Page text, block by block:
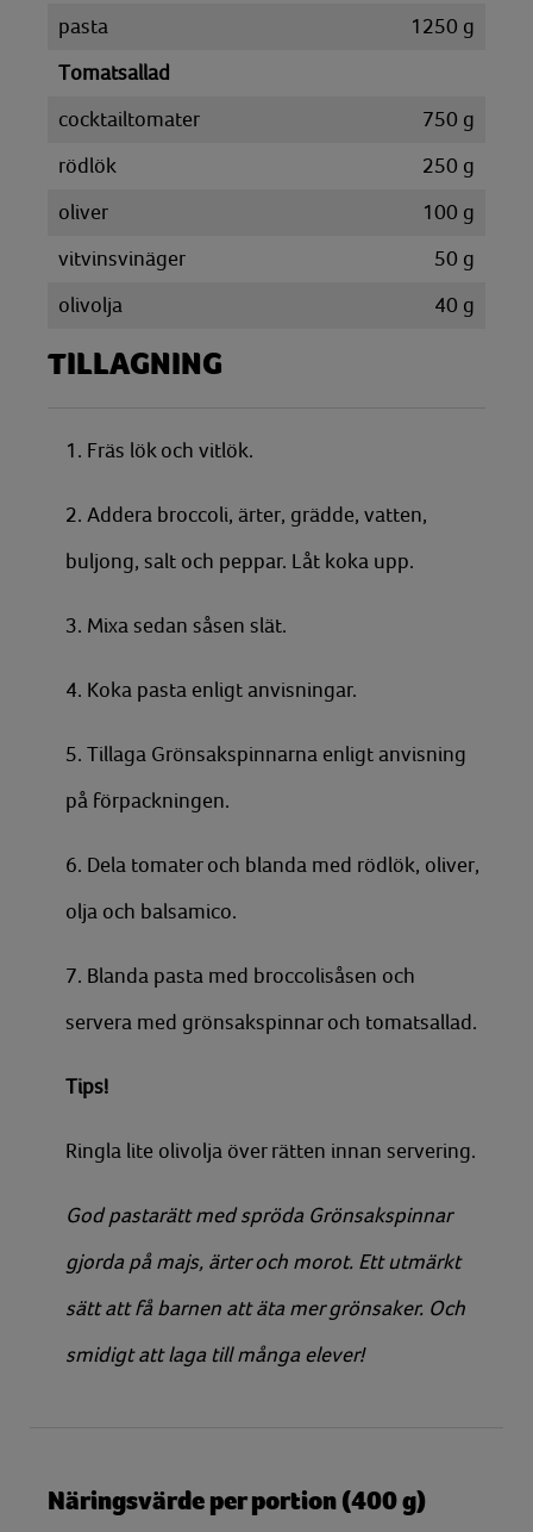
pasta
1250 g
Tomatsallad
cocktailtomater
750 g
rödlök
250 g
oliver
100 g
vitvinsvinäger
50 g
olivolja
40 g
TILLAGNING
1. Fräs lök och vitlök.
2. Addera broccoli, ärter, grädde, vatten,
buljong, salt och peppar. Låt koka upp.
3. Mixa sedan såsen slät.
4. Koka pasta enligt anvisningar.
5. Tillaga Grönsakspinnarna enligt anvisning
på förpackningen.
6. Dela tomater och blanda med rödlök, oliver,
olja och balsamico.
7. Blanda pasta med broccolisåsen och
servera med grönsakspinnar och tomatsallad.
Tips!
Ringla lite olivolja över rätten innan servering.
God pastarätt med spröda Grönsakspinnar
gjorda på majs, ärter och morot. Ett utmärkt
sätt att få barnen att äta mer grönsaker. Och
smidigt att laga till många elever!
Näringsvärde per portion (400 g)